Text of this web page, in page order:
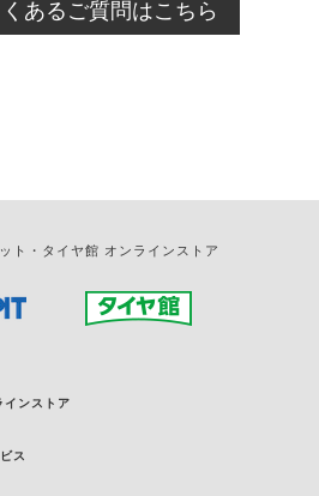
業日前を過ぎている場合のご予約
しては、直接ご予約の店舗まで
あるご質問はこちら
ト・タイヤ館 オンラインストア
インストア
ス